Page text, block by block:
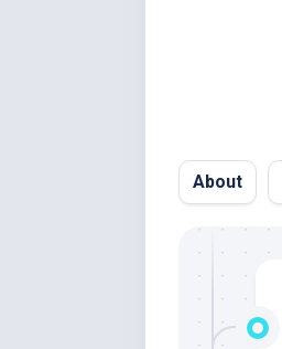
About